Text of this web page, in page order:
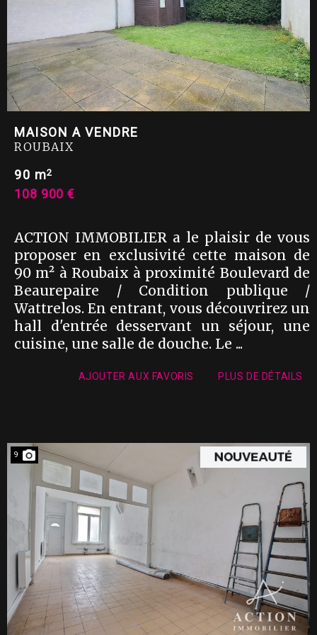
MAISON A VENDRE
ROUBAIX
90 m2
108 900 €
ACTION IMMOBILIER a le plaisir de vous
proposer en exclusivité cette maison de
90 m² à Roubaix à proximité Boulevard de
Beaurepaire / Condition publique /
Wattrelos. En entrant, vous découvrirez un
hall d'entrée desservant un séjour, une
cuisine, une salle de douche. Le ...
AJOUTER AUX FAVORIS PLUS DE DÉTAILS
9